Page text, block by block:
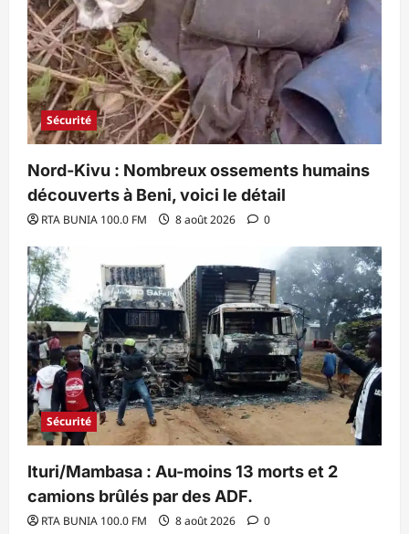
Sécurité
Nord-Kivu : Nombreux ossements humains
découverts à Beni, voici le détail
RTA BUNIA 100.0 FM 8 août 2026 0
Sécurité
Ituri/Mambasa : Au-moins 13 morts et 2
camions brûlés par des ADF.
RTA BUNIA 100.0 FM 8 août 2026 0